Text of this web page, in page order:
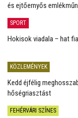
és ejtőernyős
SPORT
Hokisok viadala – hat
KÖZLEMÉNYEK
Kedd éjfélig
hőségriasztást
FEHÉRVÁRI SZÍNES